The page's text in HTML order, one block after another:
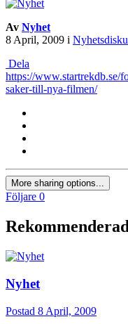
Av Nyhet
8 April, 2009 i
Dela
https://www.startrekdb.se/
saker-till-nya-filmen/
More sharing options...
Följare 0
Nyhet
Postad 8 April, 2009